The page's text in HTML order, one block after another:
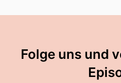
Folge uns und